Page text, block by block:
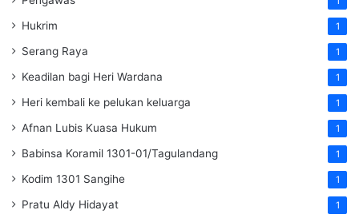
Hukrim 1
Serang Raya 1
Keadilan bagi Heri Wardana 1
Heri kembali ke pelukan keluarga 1
Afnan Lubis Kuasa Hukum 1
Babinsa Koramil 1301-01/Tagulandang 1
Kodim 1301 Sangihe 1
Pratu Aldy Hidayat 1